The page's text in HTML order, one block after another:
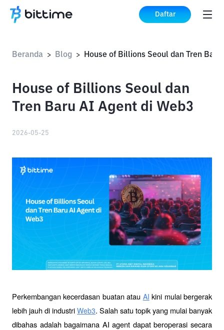
Daftar
Beranda > Blog >
House of Billions Seoul dan
Tren Baru AI Agent di Web3
2026-05-25
Perkembangan kecerdasan buatan atau AI kini mulai bergerak
lebih jauh di industri Web3. Salah satu topik yang mulai banyak
dibahas adalah bagaimana AI agent dapat beroperasi secara